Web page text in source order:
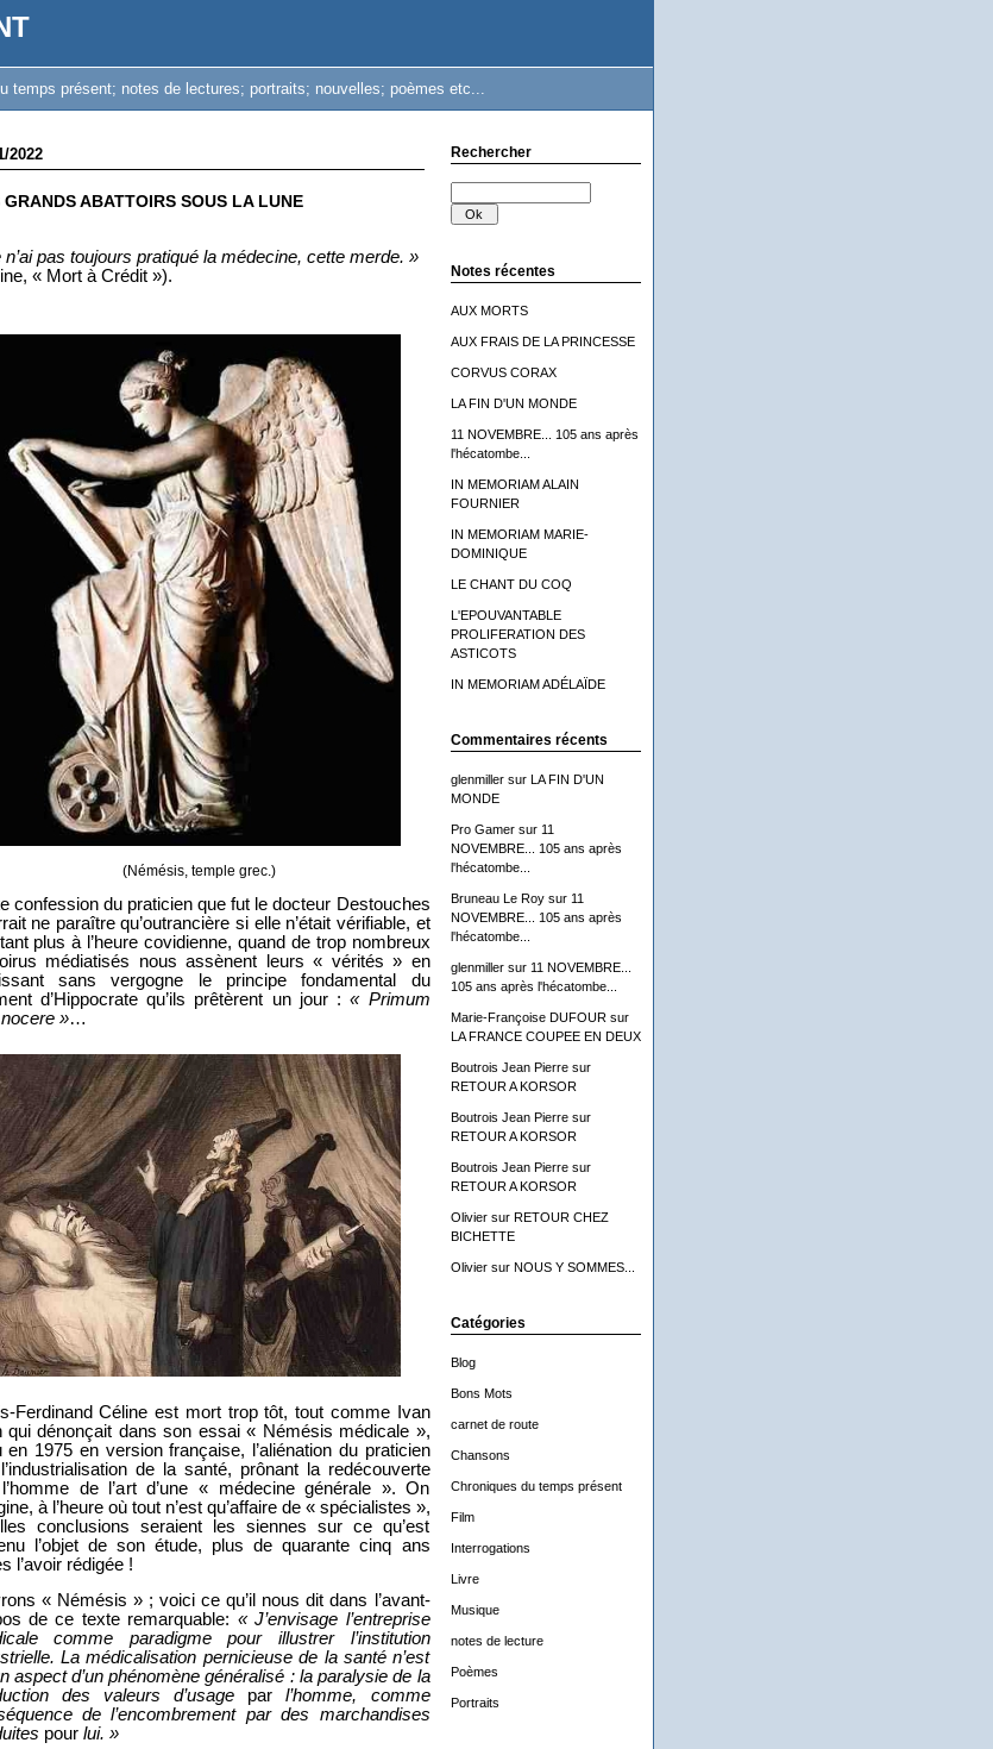
temps présent; notes de lectures; portraits; nouvelles; poèmes etc...
Rechercher
Notes récentes
AUX MORTS
AUX FRAIS DE LA PRINCESSE
CORVUS CORAX
LA FIN D'UN MONDE
11 NOVEMBRE... 105 ans après
l'hécatombe...
IN MEMORIAM ALAIN
FOURNIER
IN MEMORIAM MARIE-
DOMINIQUE
LE CHANT DU COQ
L'EPOUVANTABLE
PROLIFERATION DES
ASTICOTS
IN MEMORIAM ADÉLAÏDE
Commentaires récents
glenmillersur LA FIN D'UN
MONDE
Pro Gamersur 11
NOVEMBRE... 105 ans après
l'hécatombe...
Bruneau Le Roysur 11
NOVEMBRE... 105 ans après
l'hécatombe...
glenmillersur 11 NOVEMBRE...
105 ans après l'hécatombe...
Marie-Françoise DUFOURsur
LA FRANCE COUPEE EN DEUX
Boutrois Jean Pierresur
RETOUR A KORSOR
Boutrois Jean Pierresur
RETOUR A KORSOR
Boutrois Jean Pierresur
RETOUR A KORSOR
Oliviersur RETOUR CHEZ
BICHETTE
Oliviersur NOUS Y SOMMES...
Catégories
Blog
Bons Mots
carnet de route
Chansons
Chroniques du temps présent
Film
Interrogations
Livre
Musique
notes de lecture
Poèmes
Portraits
2022
GRANDS ABATTOIRS SOUS LA LUNE
n’ai pas toujours pratiqué la médecine, cette merde. »
« Mort à Crédit »).
(Némésis, temple grec.)
confession du praticien que fut le docteur Destouches
ne paraître qu’outrancière si elle n’était vérifiable, et
plus à l’heure covidienne, quand de trop nombreux
médiatisés nous assènent leurs « vérités » en
sans vergogne le principe fondamental du
d’Hippocrate qu’ils prêtèrent un jour :« Primum
»…
Ferdinand Céline est mort trop tôt, tout comme Ivan
qui dénonçait dans son essai « Némésis médicale »,
en 1975 en version française, l’aliénation du praticien
de la santé, prônant la redécouverte
de l’art d’une « médecine générale ». On
à l’heure où tout n’est qu’affaire de « spécialistes »,
conclusions seraient les siennes sur ce qu’est
l’objet de son étude, plus de quarante cinq ans
l’avoir rédigée !
« Némésis » ; voici ce qu’il nous dit dans l’avant-
de ce texte remarquable: « J’envisage l’entreprise
comme paradigme pour illustrer l’institution
La médicalisation pernicieuse de la santé n’est
aspect d’un phénomène généralisé : la paralysie de la
des valeurs d’usage par l’homme, comme
de l’encombrement par des marchandises
pourlui. »